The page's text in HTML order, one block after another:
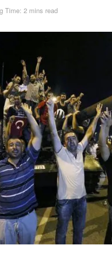
Time: 2 mins read